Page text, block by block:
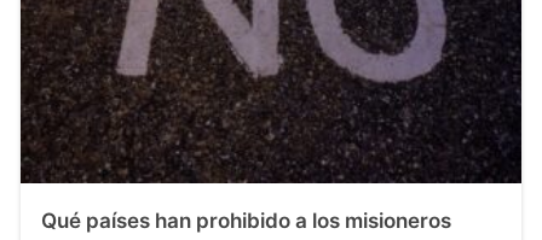
Qué países han prohibido a los misioneros